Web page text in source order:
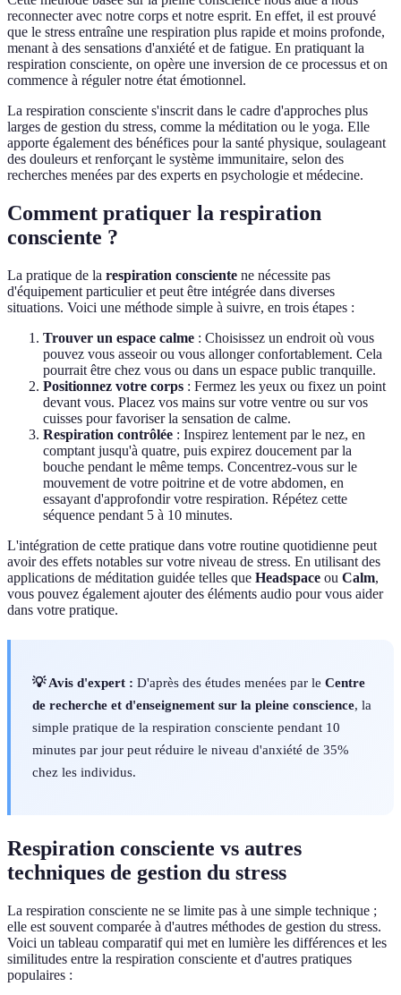
reconnecter avec notre corps et notre esprit. En effet, il est prouvé
que le stress entraîne une respiration plus rapide et moins profonde,
menant à des sensations d'anxiété et de fatigue. En pratiquant la
respiration consciente, on opère une inversion de ce processus et on
commence à réguler notre état émotionnel.
La respiration consciente s'inscrit dans le cadre d'approches plus
larges de gestion du stress, comme la méditation ou le yoga. Elle
apporte également des bénéfices pour la santé physique, soulageant
des douleurs et renforçant le système immunitaire, selon des
recherches menées par des experts en psychologie et médecine.
Comment pratiquer la respiration
consciente ?
La pratique de la respiration consciente ne nécessite pas
d'équipement particulier et peut être intégrée dans diverses
situations. Voici une méthode simple à suivre, en trois étapes :
Trouver un espace calme : Choisissez un endroit où vous
pouvez vous asseoir ou vous allonger confortablement. Cela
pourrait être chez vous ou dans un espace public tranquille.
Positionnez votre corps : Fermez les yeux ou fixez un point
devant vous. Placez vos mains sur votre ventre ou sur vos
cuisses pour favoriser la sensation de calme.
Respiration contrôlée : Inspirez lentement par le nez, en
comptant jusqu'à quatre, puis expirez doucement par la
bouche pendant le même temps. Concentrez-vous sur le
mouvement de votre poitrine et de votre abdomen, en
essayant d'approfondir votre respiration. Répétez cette
séquence pendant 5 à 10 minutes.
L'intégration de cette pratique dans votre routine quotidienne peut
avoir des effets notables sur votre niveau de stress. En utilisant des
applications de méditation guidée telles que Headspace ou Calm,
vous pouvez également ajouter des éléments audio pour vous aider
dans votre pratique.
💡 Avis d'expert : D'après des études menées par le Centre
de recherche et d'enseignement sur la pleine conscience, la
simple pratique de la respiration consciente pendant 10
minutes par jour peut réduire le niveau d'anxiété de 35%
chez les individus.
Respiration consciente vs autres
techniques de gestion du stress
La respiration consciente ne se limite pas à une simple technique ;
elle est souvent comparée à d'autres méthodes de gestion du stress.
Voici un tableau comparatif qui met en lumière les différences et les
similitudes entre la respiration consciente et d'autres pratiques
populaires :